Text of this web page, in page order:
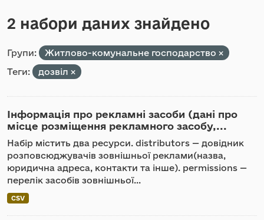
2 набори даних знайдено
Групи:
Житлово-комунальне господарство
Теги:
дозвіл
Інформація про рекламні засоби (дані про
місце розміщення рекламного засобу,...
Набір містить два ресурси. distributors — довідник
розповсюджувачів зовнішньої реклами(назва,
юридична адреса, контакти та інше). permissions —
перелік засобів зовнішньої...
CSV